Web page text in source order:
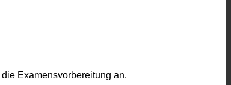
Examensvorbereitung an.